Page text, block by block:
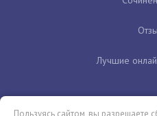
Лучшие
Пользуясь сайтом, вы разрешаете